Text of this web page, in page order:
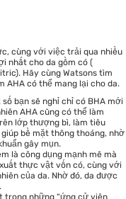
cùng với việc trải qua nhiều
nhất cho da gồm có (
Hãy cùng Watsons tìm
AHA có thể mang lại cho da.
bạn sẽ nghỉ chỉ có BHA mới
AHA cũng có thể làm
lớp thượng bì, làm tiêu
bề mặt thông thoáng, nhờ
gây mụn.
là công dụng mạnh mẽ mà
thực vật vốn có, cùng với
của da. Nhờ đó, da được
trong những “ứng cử viên